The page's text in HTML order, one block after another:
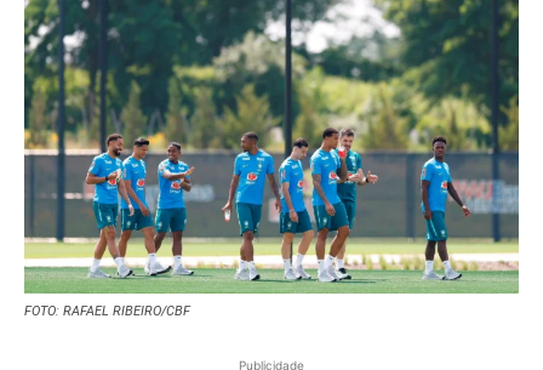
FOTO: RAFAEL RIBEIRO/CBF
Publicidade